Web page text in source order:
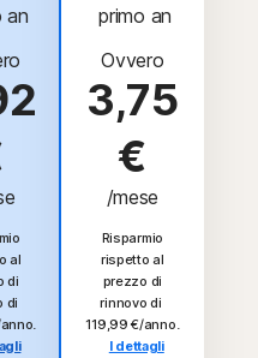
an
al
di
di
.
primo an
Ovvero
3,75
€
/mese
Risparmio
rispetto al
prezzo di
rinnovo di
119,99 €/anno.
I dettagli